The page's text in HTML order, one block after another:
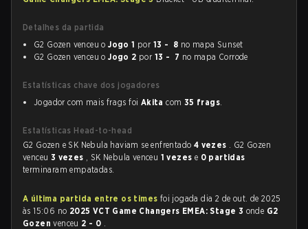
Detalhes da partida
G2 Gozen venceu oJogo 1 por 13 - 8 no mapa Sunset
G2 Gozen venceu oJogo 2 por 13 - 7 no mapa Corrode
Estatísticas chave dos jogadores
Jogador com mais frags foi Akita com 35 frags.
Estatísticas Head-to-head
G2 Gozen e SK Nebula haviam se enfrentado 4 vezes . G2 Gozen
venceu 3 vezes , SK Nebula venceu 1 vezes e 0 partidas
terminaram empatadas.
A última partida entre os times foi jogada dia 2 de out. de 2025
às 15:06 no 2025 VCT Game Changers EMEA: Stage 3 onde G2
Gozenvenceu 2 - 0 .